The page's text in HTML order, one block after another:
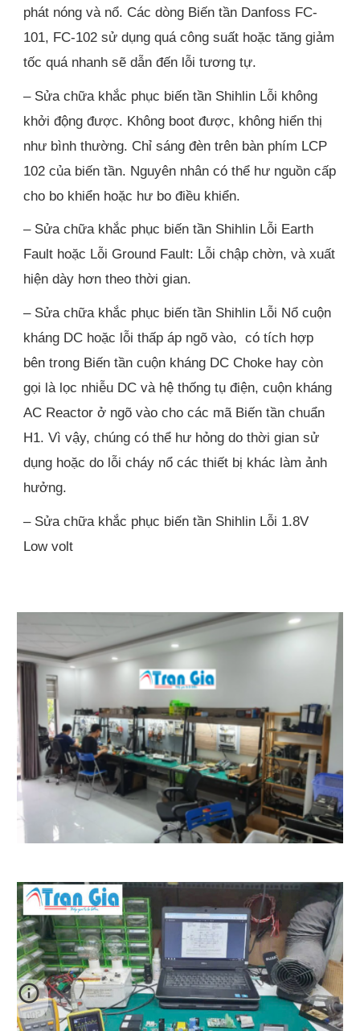
phát nóng và nổ. Các dòng Biến tần Danfoss FC-
101, FC-102 sử dụng quá công suất hoặc tăng giảm
tốc quá nhanh sẽ dẫn đến lỗi tương tự.
– Sửa chữa khắc phục biến tần Shihlin Lỗi không
khởi động được. Không boot được, không hiển thị
như bình thường. Chỉ sáng đèn trên bàn phím LCP
102 của biến tần. Nguyên nhân có thể hư nguồn cấp
cho bo khiển hoặc hư bo điều khiển.
– Sửa chữa khắc phục biến tần Shihlin Lỗi Earth
Fault hoặc Lỗi Ground Fault: Lỗi chập chờn, và xuất
hiện dày hơn theo thời gian.
– Sửa chữa khắc phục biến tần Shihlin Lỗi Nổ cuộn
kháng DC hoặc lỗi thấp áp ngõ vào, có tích hợp
bên trong Biến tần cuộn kháng DC Choke hay còn
gọi là lọc nhiễu DC và hệ thống tụ điện, cuộn kháng
AC Reactor ở ngõ vào cho các mã Biến tần chuẩn
H1. Vì vậy, chúng có thể hư hỏng do thời gian sử
dụng hoặc do lỗi cháy nổ các thiết bị khác làm ảnh
hưởng.
– Sửa chữa khắc phục biến tần Shihlin Lỗi 1.8V
Low volt